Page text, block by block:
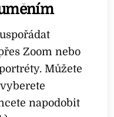
Zoom nebo
Můžete
napodobit